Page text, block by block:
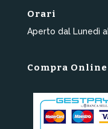
Orari
Aperto dal Lunedì
Compra Online